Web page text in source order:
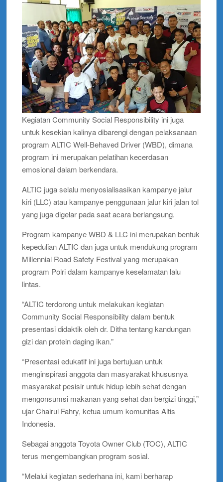
Kegiatan Community Social Responsibility ini juga
untuk kesekian kalinya dibarengi dengan pelaksanaan
program ALTIC Well-Behaved Driver (WBD), dimana
program ini merupakan pelatihan kecerdasan
emosional dalam berkendara.
ALTIC juga selalu menyosialisasikan kampanye jalur
kiri (LLC) atau kampanye penggunaan jalur kiri jalan tol
yang juga digelar pada saat acara berlangsung.
Program kampanye WBD & LLC ini merupakan bentuk
kepedulian ALTIC dan juga untuk mendukung program
Millennial Road Safety Festival yang merupakan
program Polri dalam kampanye keselamatan lalu
lintas.
“ALTIC terdorong untuk melakukan kegiatan
Community Social Responsibility dalam bentuk
presentasi didaktik oleh dr. Ditha tentang kandungan
gizi dan protein daging ikan.”
“Presentasi edukatif ini juga bertujuan untuk
menginspirasi anggota dan masyarakat khususnya
masyarakat pesisir untuk hidup lebih sehat dengan
mengonsumsi makanan yang sehat dan bergizi tinggi,”
ujar Chairul Fahry, ketua umum komunitas Altis
Indonesia.
Sebagai anggota Toyota Owner Club (TOC), ALTIC
terus mengembangkan program sosial.
“Melalui kegiatan sederhana ini, kami berharap